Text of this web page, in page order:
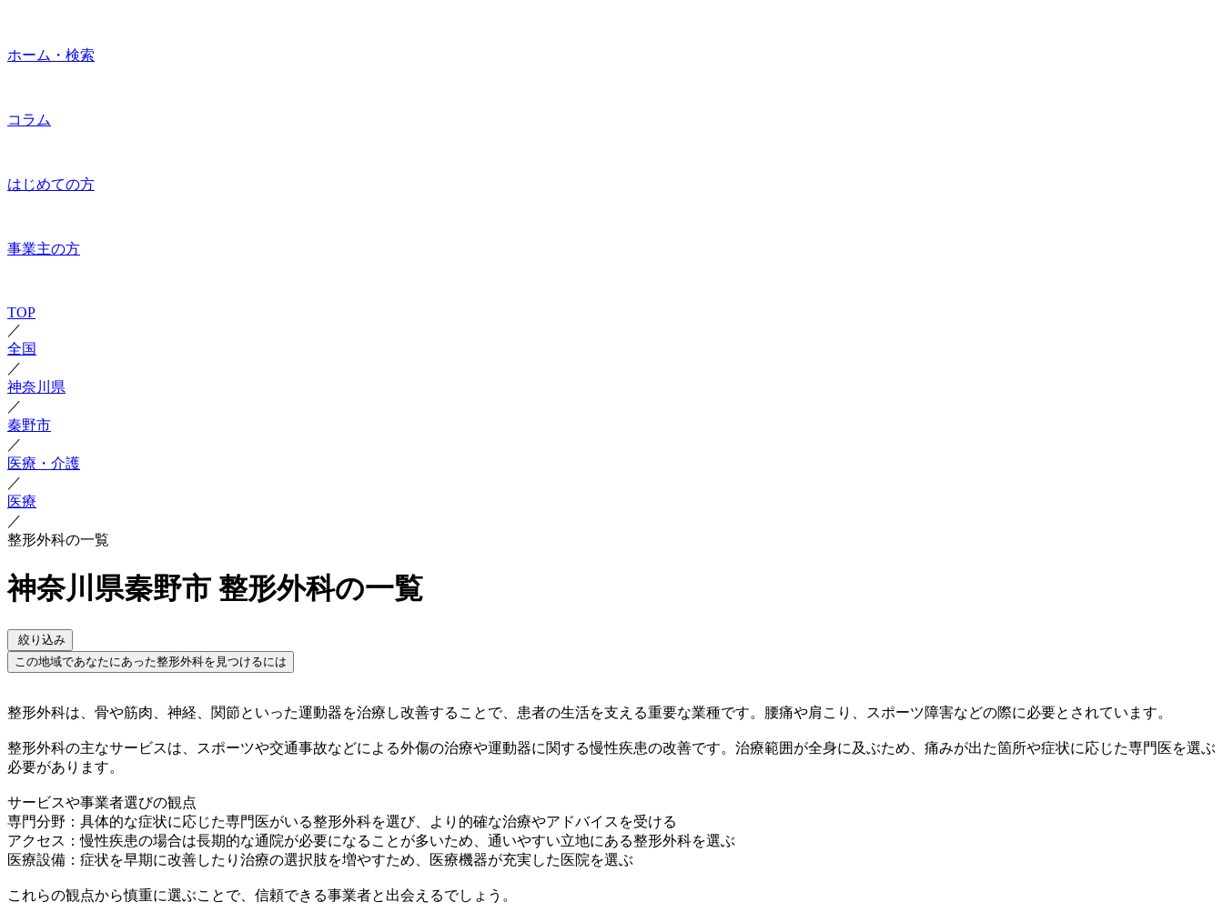
ホーム・検索
コラム
はじめての方
事業主の方
TOP
／
全国
／
神奈川県
／
秦野市
／
医療・介護
／
医療
／
整形外科の一覧
神奈川県秦野市 整形外科の一覧
絞り込み
この地域であなたにあった整形外科を見つけるには
整形外科は、骨や筋肉、神経、関節といった運動器を治療し改善することで、患者の生活を支える重要な業種です。腰痛や肩こり、スポーツ障害などの際に必要とされています。
整形外科の主なサービスは、スポーツや交通事故などによる外傷の治療や運動器に関する慢性疾患の改善です。治療範囲が全身に及ぶため、痛みが出た箇所や症状に応じた専門医を選ぶ
必要があります。
サービスや事業者選びの観点
専門分野：具体的な症状に応じた専門医がいる整形外科を選び、より的確な治療やアドバイスを受ける
アクセス：慢性疾患の場合は長期的な通院が必要になることが多いため、通いやすい立地にある整形外科を選ぶ
医療設備：症状を早期に改善したり治療の選択肢を増やすため、医療機器が充実した医院を選ぶ
これらの観点から慎重に選ぶことで、信頼できる事業者と出会えるでしょう。